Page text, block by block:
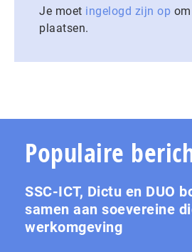
Je moet ingelogd zijn op
plaatsen.
Populaire
SSC-ICT, Dictu en DUO
samen aan soevereine
werkomgeving